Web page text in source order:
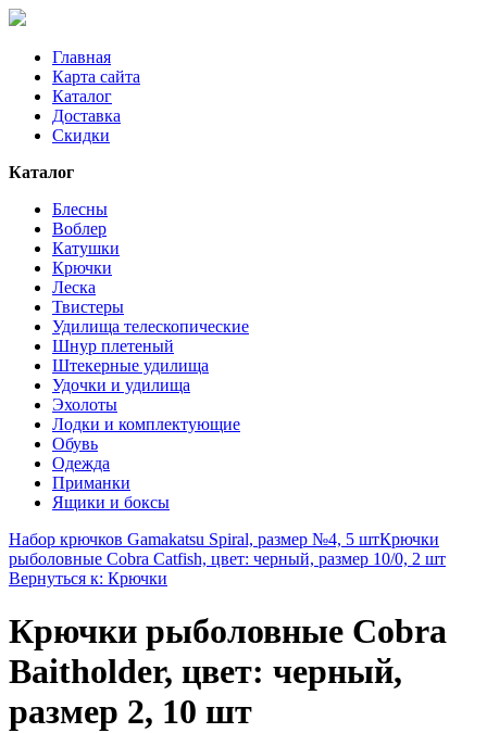
Главная
Карта сайта
Каталог
Доставка
Скидки
Каталог
Блесны
Воблер
Катушки
Крючки
Леска
Твистеры
Удилища телескопические
Шнур плетеный
Штекерные удилища
Удочки и удилища
Эхолоты
Лодки и комплектующие
Обувь
Одежда
Приманки
Ящики и боксы
Набор крючков Gamakatsu Spiral, размер №4, 5 штКрючки
рыболовные Cobra Catfish, цвет: черный, размер 10/0, 2 шт
Вернуться к: Крючки
Крючки рыболовные Cobra
Baitholder, цвет: черный,
размер 2, 10 шт